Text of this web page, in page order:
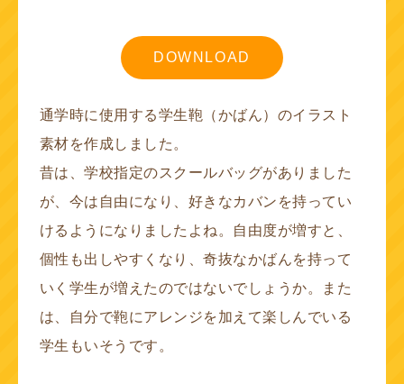
DOWNLOAD
通学時に使用する学生鞄（かばん）のイラスト
素材を作成しました。
昔は、学校指定のスクールバッグがありました
が、今は自由になり、好きなカバンを持ってい
けるようになりましたよね。自由度が増すと、
個性も出しやすくなり、奇抜なかばんを持って
いく学生が増えたのではないでしょうか。また
は、自分で鞄にアレンジを加えて楽しんでいる
学生もいそうです。